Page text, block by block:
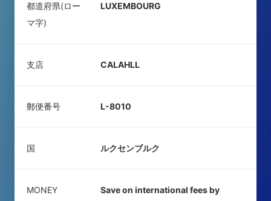
都道府県(ロー
マ字)
LUXEMBOURG
支店 CALAHLL
郵便番号 L-8010
国 ルクセンブルク
MONEY
Save on international fees by